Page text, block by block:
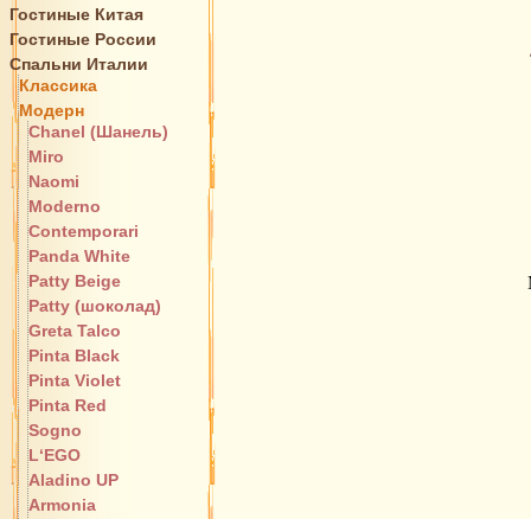
Гостиные Китая
Гостиные России
Спальни Италии
Классика
Модерн
Chanel (Шанель)
Miro
Naomi
Moderno
Contemporari
Panda White
Patty Beige
Patty (шоколад)
Greta Talco
Pinta Black
Pinta Violet
Pinta Red
Sogno
L‘EGO
Aladino UP
Armonia